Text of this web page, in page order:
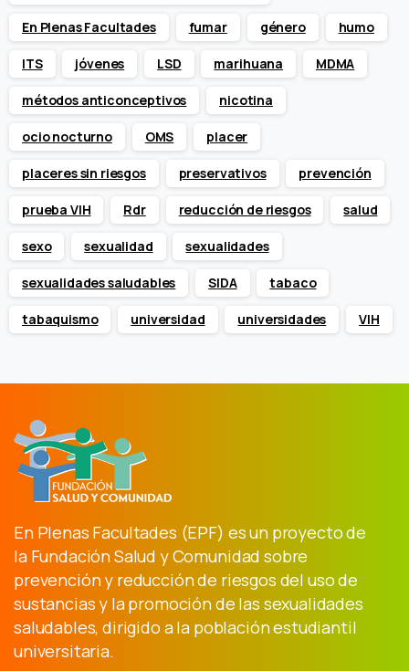
En Plenas Facultades fumar género humo
ITS jóvenes LSD marihuana MDMA
métodos anticonceptivos nicotina
ocio nocturno OMS placer
placeres sin riesgos preservativos prevención
prueba VIH Rdr reducción de riesgos salud
sexo sexualidad sexualidades
sexualidades saludables SIDA tabaco
tabaquismo universidad universidades VIH
En Plenas Facultades (EPF) es un proyecto de
la Fundación Salud y Comunidad sobre
prevención y reducción de riesgos del uso de
sustancias y la promoción de las sexualidades
saludables, dirigido a la población estudiantil
universitaria.